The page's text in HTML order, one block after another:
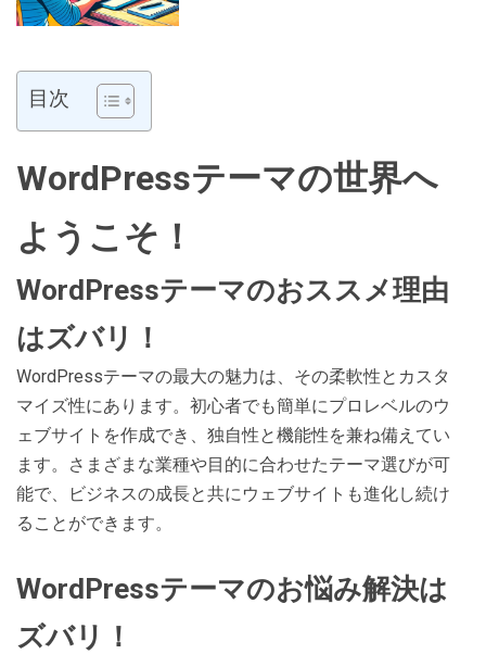
目次
WordPressテーマの世界へ
ようこそ！
WordPressテーマのおススメ理由
はズバリ！
WordPressテーマの最大の魅力は、その柔軟性とカスタ
マイズ性にあります。初心者でも簡単にプロレベルのウ
ェブサイトを作成でき、独自性と機能性を兼ね備えてい
ます。さまざまな業種や目的に合わせたテーマ選びが可
能で、ビジネスの成長と共にウェブサイトも進化し続け
ることができます。
WordPressテーマのお悩み解決は
ズバリ！